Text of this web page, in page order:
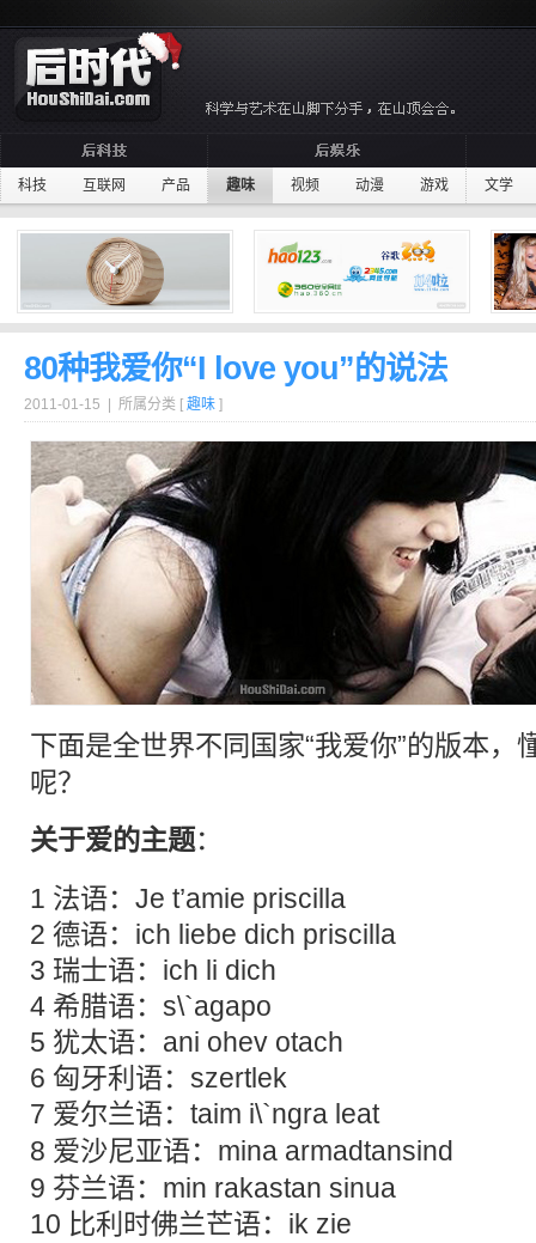
科技 互联网 产品 趣味 视频 动漫 游戏 文学
80种我爱你“I love you”的说法
2011-01-15 | 所属分类 [ 趣味 ]
下面是全世界不同国家“我爱你”的版本，
呢？
关于爱的主题：
1 法语：Je t’amie priscilla
2 德语：ich liebe dich priscilla
3 瑞士语：ich li dich
4 希腊语：s\`agapo
5 犹太语：ani ohev otach
6 匈牙利语：szertlek
7 爱尔兰语：taim i\`ngra leat
8 爱沙尼亚语：mina armadtansind
9 芬兰语：min rakastan sinua
10 比利时佛兰芒语：ik zie